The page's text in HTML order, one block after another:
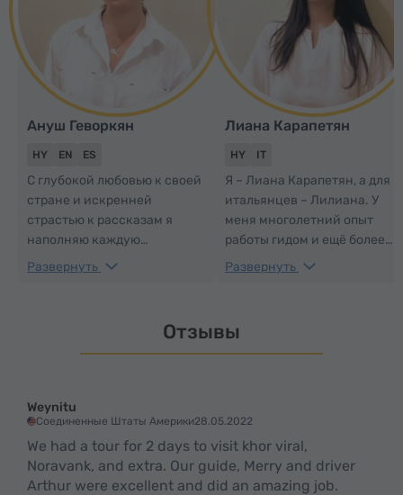
Ануш Геворкян
HY EN ES
С глубокой любовью к своей
стране и искренней
страстью к рассказам я
наполняю каждую
экскурсию энтузиазмом и
увлекательные истории, я
делаю каждое путешествие
путешествии, полном
культуры, приключений и
искренних моментов – Вы
уедете с потрясающими
Развернуть
Лиана Карапетян
HY IT
Я – Лиана Карапетян, а для
итальянцев – Лилиана. У
меня многолетний опыт
работы гидом и ещё более
длительный опыт работы
хотите увезти из поездки в
Армению незабываемые
Развернуть
Отзывы
Weynitu
Соединенные Штаты Америки28.05.2022
We had a tour for 2 days to visit khor viral,
Noravank, and extra. Our guide, Merry and driver
Arthur were excellent and did an amazing job.